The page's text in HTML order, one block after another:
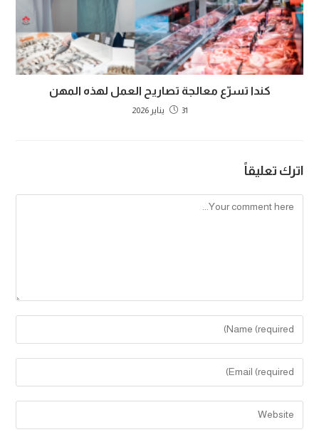
كندا تسرّع معالجة تصاريح العمل لهذه المهن
31 يناير 2026
اترك تعليقاً
Comment
Enter
your
name
comment
Enter
your
email
address
Enter
your